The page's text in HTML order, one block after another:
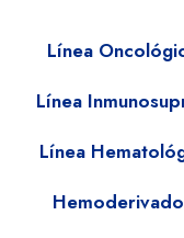
Línea
Línea
Línea